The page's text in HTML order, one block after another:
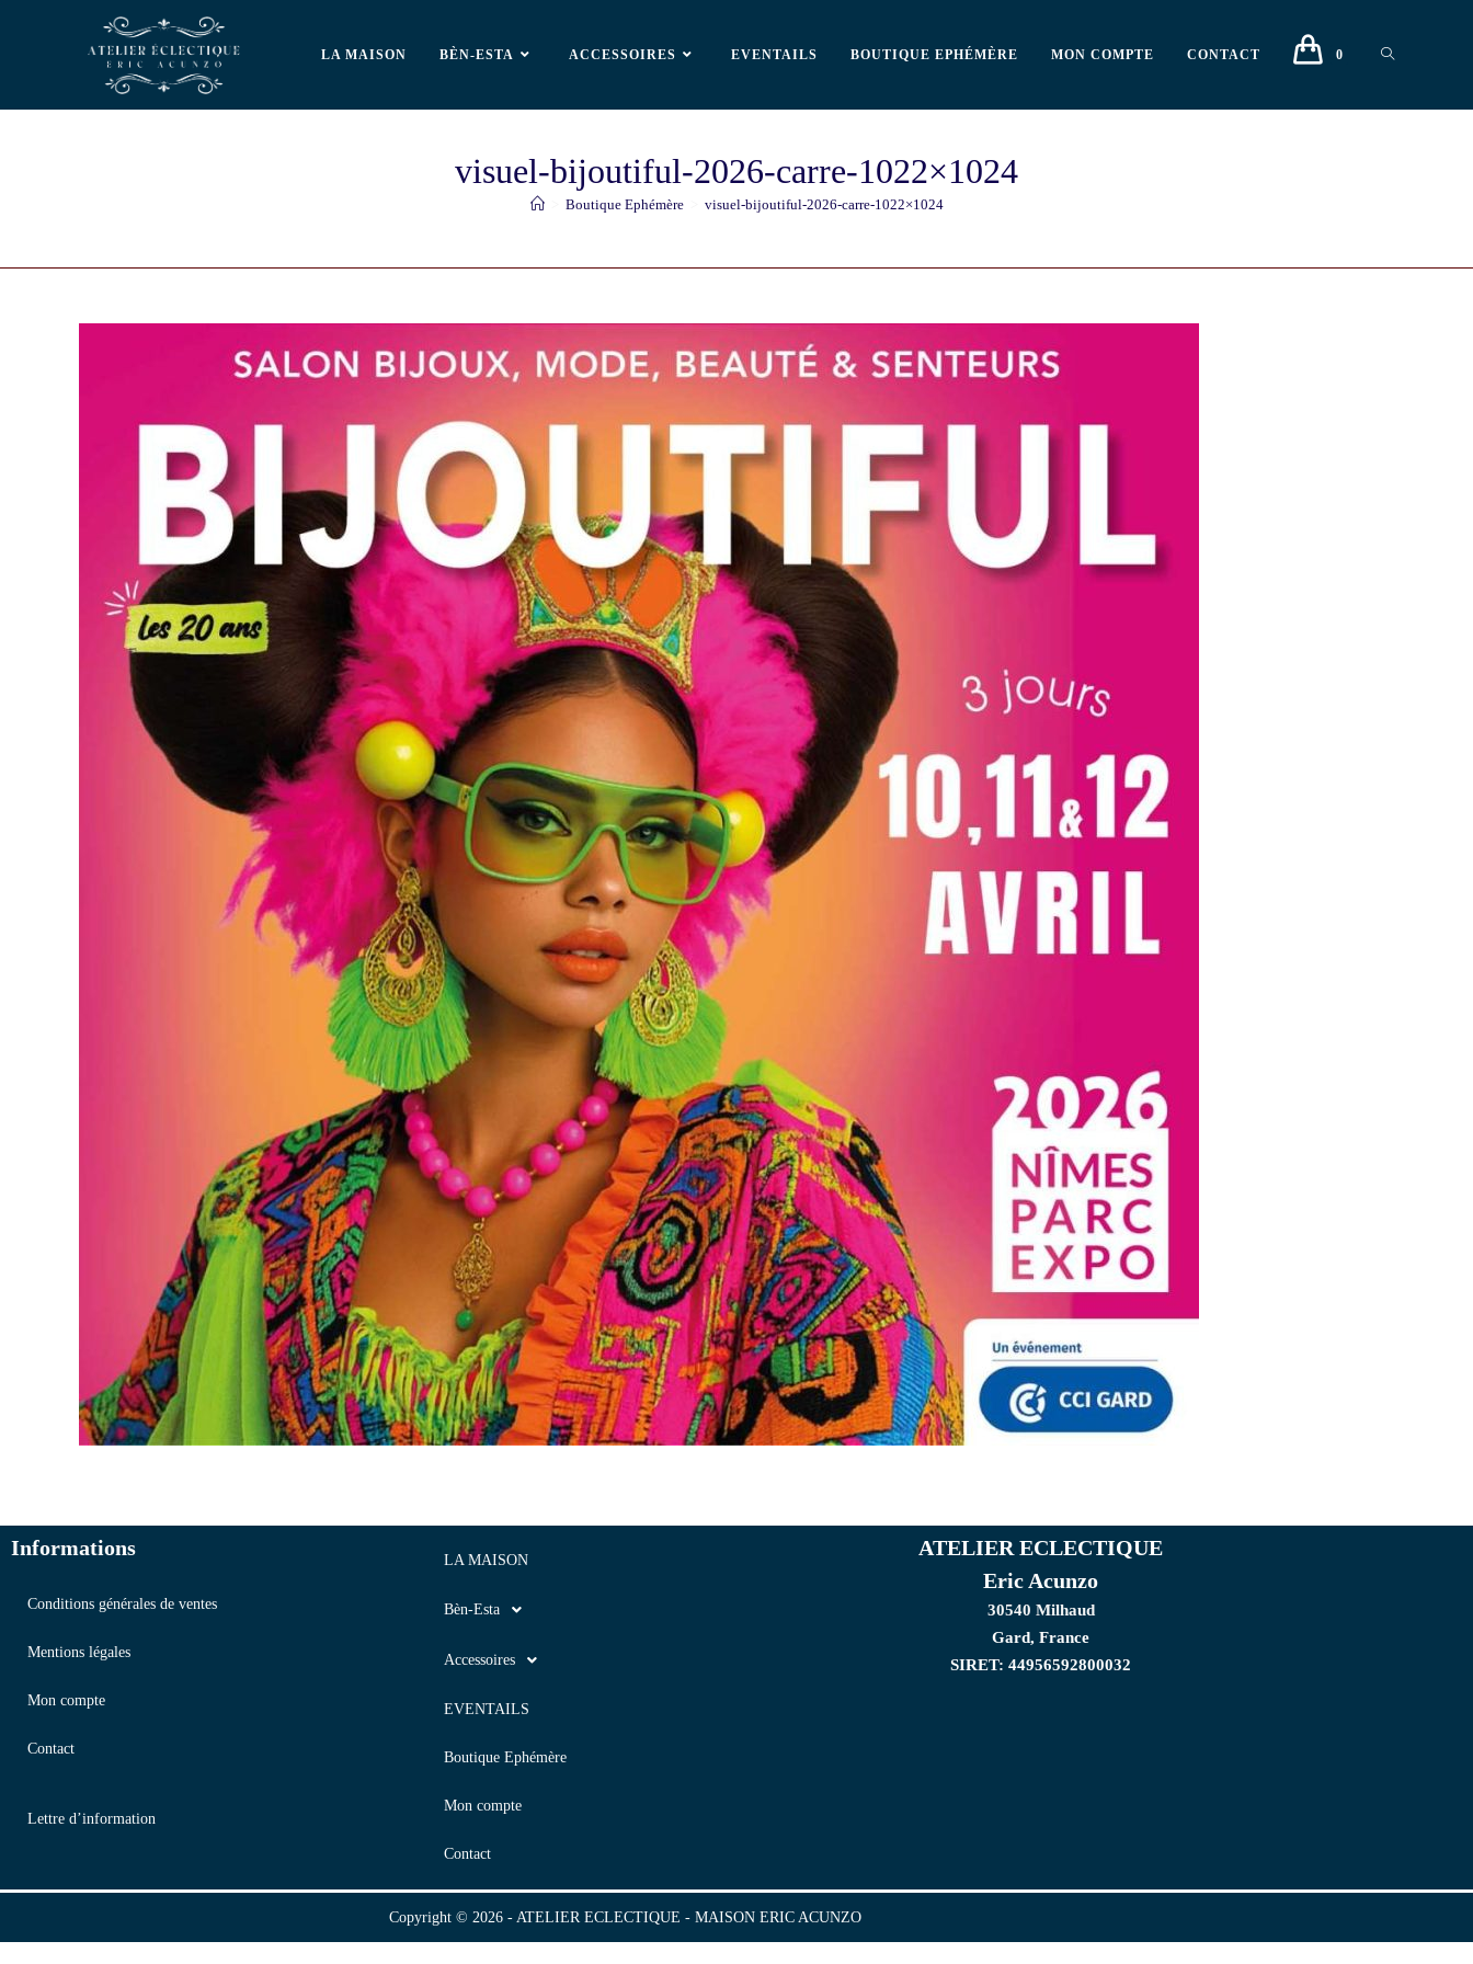
LA MAISON BÈN-ESTA ACCESSOIRES EVENTAILS BOUTIQUE EPHÉMÈRE MON COMPTE CONTACT 0
visuel-bijoutiful-2026-carre-1022×1024
Boutique Ephémère visuel-bijoutiful-2026-carre-1022×1024
Informations
Conditions générales de ventes
Mentions légales
Mon compte
Contact
Lettre d’information
LA MAISON
Bèn-Esta
Accessoires
EVENTAILS
Boutique Ephémère
Mon compte
Contact
ATELIER ECLECTIQUE
Eric Acunzo
30540 Milhaud
Gard, France
SIRET: 44956592800032
Copyright © 2026 - ATELIER ECLECTIQUE - MAISON ERIC ACUNZO